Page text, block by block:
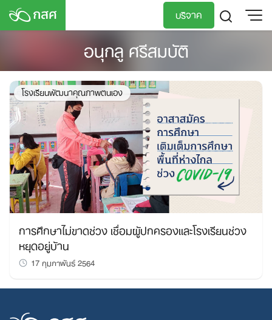
Skip
บริจาค
อนุกลู ศรีสมบัติ
โรงเรียนพัฒนาคุณภาพตนเอง
การศึกษาไม่ขาดช่วง เชื่อมผู้ปกครองและโรงเรียนช่วง
หยุดอยู่บ้าน
17 กุมภาพันธ์ 2564